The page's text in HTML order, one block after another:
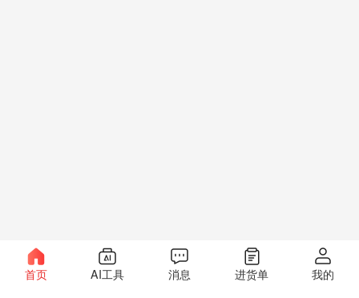
首页 AI工具 消息 进货单 我的